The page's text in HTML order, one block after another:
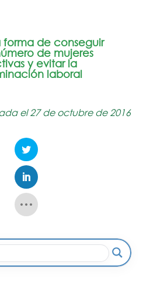
forma de conseguir
de mujeres
y evitar la
laboral
el 27 de octubre de 2016